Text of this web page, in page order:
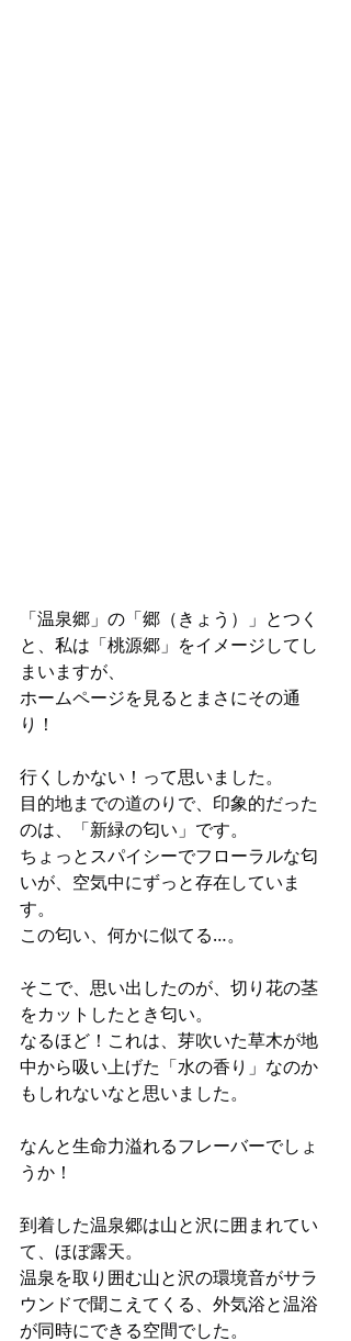
「温泉郷」の「郷（きょう）」とつく
と、私は「桃源郷」をイメージしてし
まいますが、
ホームページを見るとまさにその通
り！
行くしかない！って思いました。
目的地までの道のりで、印象的だった
のは、「新緑の匂い」です。
ちょっとスパイシーでフローラルな匂
いが、空気中にずっと存在していま
す。
この匂い、何かに似てる…。
そこで、思い出したのが、切り花の茎
をカットしたとき匂い。
なるほど！これは、芽吹いた草木が地
中から吸い上げた「水の香り」なのか
もしれないなと思いました。
なんと生命力溢れるフレーバーでしょ
うか！
到着した温泉郷は山と沢に囲まれてい
て、ほぼ露天。
温泉を取り囲む山と沢の環境音がサラ
ウンドで聞こえてくる、外気浴と温浴
が同時にできる空間でした。